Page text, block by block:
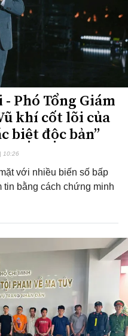
Phó Tổng Giám
khí cốt lõi của
biệt độc bản”
10:26
với nhiều biến số bấp
tin bằng cách chứng minh